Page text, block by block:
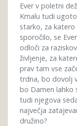
Ever v poletni
Kmalu tudi
starko, za
sporočilo, se
odloči za
življenje, za
prav tam vse
trdna, bo dovolj
bo Damen lahko
tudi njegova
največja
družino?